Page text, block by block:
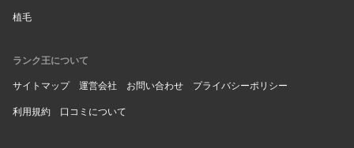
植毛
ランク王について
サイトマップ 運営会社 お問い合わせ プライバシーポリシー
利用規約 口コミについて